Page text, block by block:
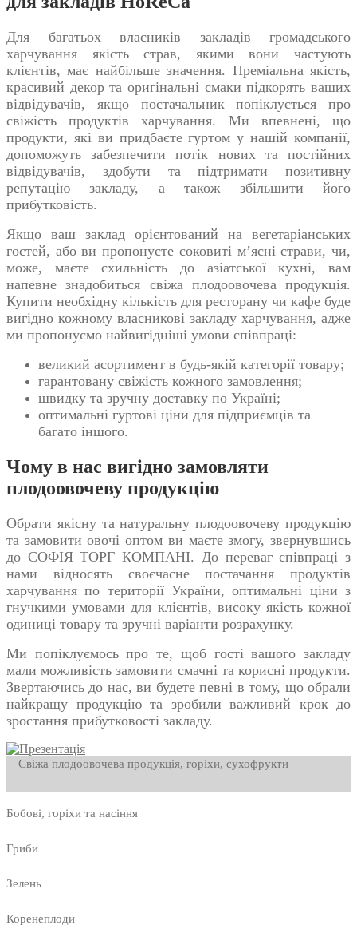
Для багатьох власників закладів громадського
харчування якість страв, якими вони частують
клієнтів, має найбільше значення. Преміальна якість,
красивий декор та оригінальні смаки підкорять ваших
відвідувачів, якщо постачальник попіклується про
свіжість продуктів харчування. Ми впевнені, що
продукти, які ви придбаєте гуртом у нашій компанії,
допоможуть забезпечити потік нових та постійних
відвідувачів, здобути та підтримати позитивну
репутацію закладу, а також збільшити його
прибутковість.
Якщо ваш заклад орієнтований на вегетаріанських
гостей, або ви пропонуєте соковиті м’ясні страви, чи,
може, маєте схильність до азіатської кухні, вам
напевне знадобиться свіжа плодоовочева продукція.
Купити необхідну кількість для ресторану чи кафе буде
вигідно кожному власникові закладу харчування, адже
ми пропонуємо найвигідніші умови співпраці:
великий асортимент в будь-якій категорії товару;
гарантовану свіжість кожного замовлення;
швидку та зручну доставку по Україні;
оптимальні гуртові ціни для підприємців та
багато іншого.
Чому в нас вигідно замовляти
плодоовочеву продукцію
Обрати якісну та натуральну плодоовочеву продукцію
та замовитиовочі оптом ви маєте змогу, звернувшись
до СОФІЯ ТОРГ КОМПАНІ. До переваг співпраці з
нами відносять своєчасне постачання продуктів
харчування по території України, оптимальні ціни з
гнучкими умовами для клієнтів, високу якість кожної
одиниці товару та зручні варіанти розрахунку.
Ми попіклуємось про те, щоб гості вашого закладу
мали можливість замовити смачні та корисні продукти.
Звертаючись до нас, ви будете певні в тому, що обрали
найкращу продукцію та зробили важливий крок до
зростання прибутковості закладу.
Свіжа плодоовочева продукція, горіхи, сухофрукти
Бобові, горіхи та насіння
Гриби
Зелень
Коренеплоди